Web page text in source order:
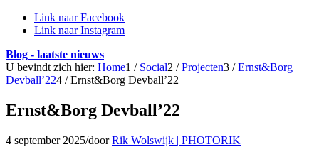
Link naar Facebook
Link naar Instagram
Blog - laatste nieuws
U bevindt zich hier: Home1 / Social2 / Projecten3 / Ernst&Borg
Devball’224 / Ernst&Borg Devball’22
Ernst&Borg Devball’22
4 september 2025/doorRik Wolswijk | PHOTORIK